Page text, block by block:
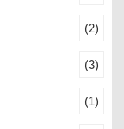
(2)
(3)
(1)